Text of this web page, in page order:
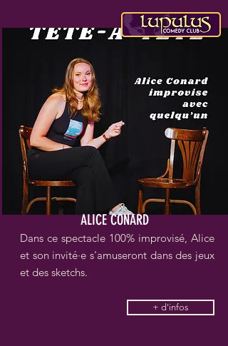
ALICE CONARD
Dans ce spectacle 100% improvisé, Alice
et son invité·e s'amuseront dans des jeux
et des sketchs.
+ d'infos